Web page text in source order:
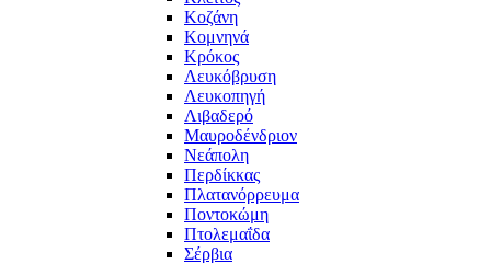
Κοζάνη
Κομνηνά
Κρόκος
Λευκόβρυση
Λευκοπηγή
Λιβαδερό
Μαυροδένδριον
Νεάπολη
Περδίκκας
Πλατανόρρευμα
Ποντοκώμη
Πτολεμαΐδα
Σέρβια